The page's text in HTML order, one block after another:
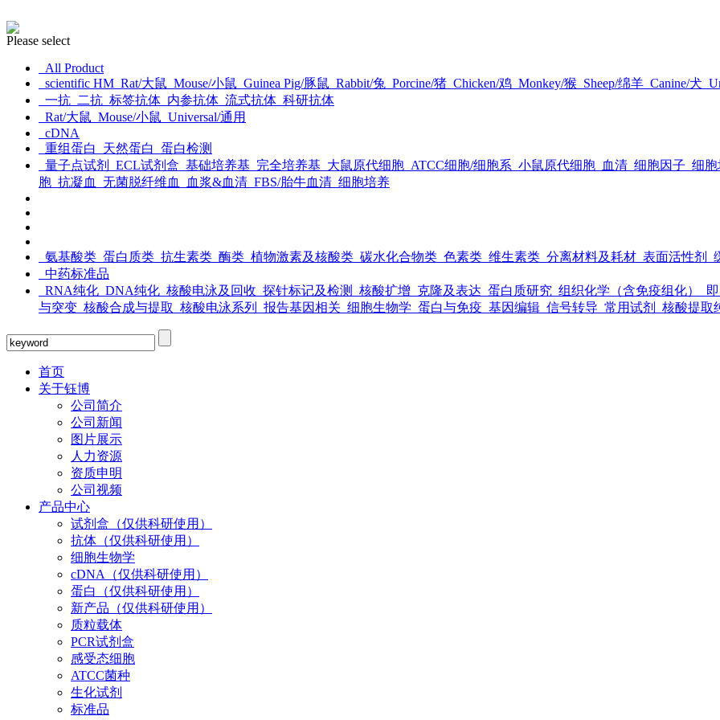
Please select
All Product
scientific HM Rat/大鼠 Mouse/小鼠 Guinea Pig/豚鼠 Rabbit/兔 Porcine/猪 Chicken/鸡 Monkey/猴 Sheep/绵羊 Canine/犬
一抗 二抗 标签抗体 内参抗体 流式抗体 科研抗体
Rat/大鼠 Mouse/小鼠 Universal/通用
cDNA
重组蛋白
天然蛋白 蛋白检测
量子点试剂
ECL试剂盒 基础培养基 完全培养基 大鼠原代细胞 ATCC细胞/细胞系 小鼠原代细胞 血清 细胞因子 细
胞 抗凝血 无菌脱纤维血 血浆&血清 FBS/胎牛血清 细胞培养
氨基酸类 蛋白质类 抗生素类 酶类 植物激素及核酸类 碳水化合物类 色素类 维生素类 分离材料及耗材 表面活性剂
中药标准品
RNA纯化 DNA纯化 核酸电泳及回收 探针标记及检测 核酸扩增 克隆及表达 蛋白质研究 组织化学（含免疫组化）
与突变 核酸合成与提取 核酸电泳系列 报告基因相关 细胞生物学 蛋白与免疫 基因编辑 信号转导 常用试剂 核酸提取
首页
关于钰博
公司简介
公司新闻
图片展示
人力资源
资质申明
公司视频
产品中心
试剂盒（仅供科研使用）
抗体（仅供科研使用）
细胞生物学
cDNA（仅供科研使用）
蛋白（仅供科研使用）
新产品（仅供科研使用）
质粒载体
PCR试剂盒
感受态细胞
ATCC菌种
生化试剂
标准品